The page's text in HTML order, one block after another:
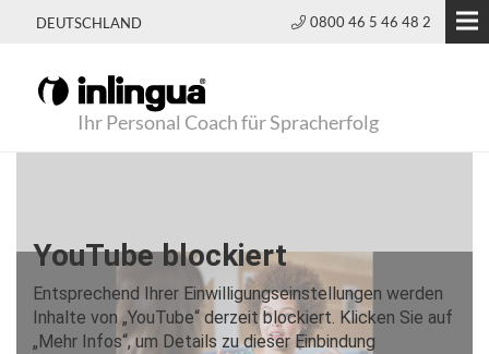
DEUTSCHLAND 0800 46 5 46 48 2
Ihr Personal Coach für Spracherfolg